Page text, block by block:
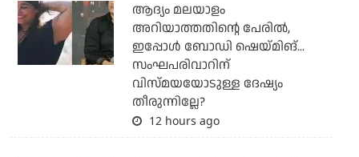
ആദ്യം മലയാളം
അറിയാത്തതിന്റെ പേരില്‍,
ഇപ്പോള്‍ ബോഡി ഷെയ്മിങ്...
സംഘപരിവാറിന്
വിസ്മയയോടുള്ള ദേഷ്യം
തീരുന്നില്ലേ?
12 hours ago